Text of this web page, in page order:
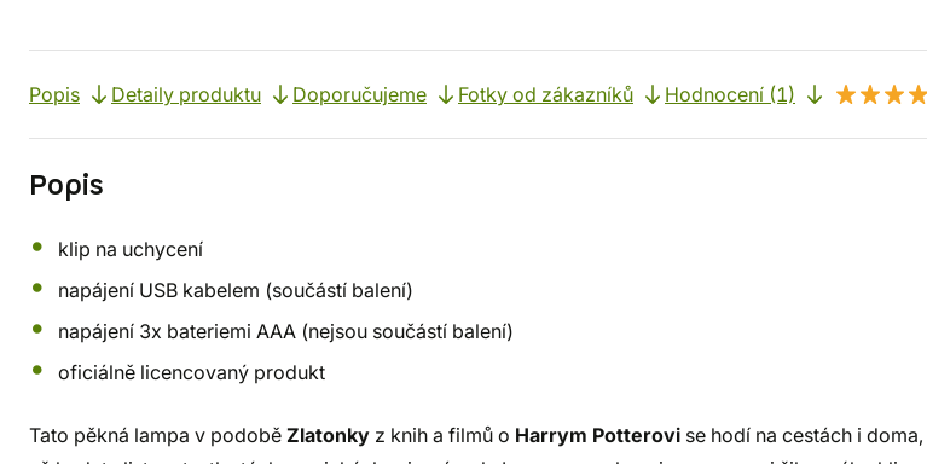
Popis Detaily produktu Doporučujeme Fotky od zákazníků Hodnocení (1)
Popis
klip na uchycení
napájení USB kabelem (součástí balení)
napájení 3x bateriemi AAA (nejsou součástí balení)
oficiálně licencovaný produkt
Tato pěkná lampa v podobě Zlatonky z knih a filmů o Harrym Potterovi se hodí na cestách i doma,